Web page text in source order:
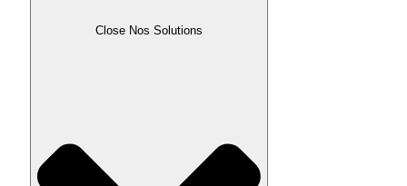
Close Nos Solutions